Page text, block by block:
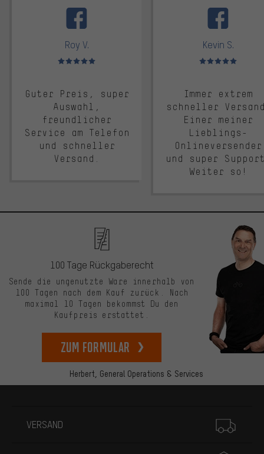
Roy V.
Bewertungen: 5 von 5
Guter Preis, super
Auswahl,
freundlicher
Service am Telefon
und schneller
Versand.
Kevin S.
Bewertungen: 5 von 5
Immer extrem
schneller
Einer meiner
Lieblings-
Onlineversender
und super
Weiter so!
Herbert, General Operations & Services
100 Tage Rückgaberecht
Sende die ungenutzte Ware innerhalb von
100 Tagen nach dem Kauf zurück. Nach
maximal 10 Tagen bekommst Du den
Kaufpreis erstattet.
zum Formular
VERSAND